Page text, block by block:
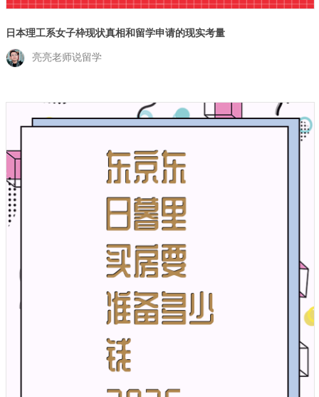
日本理工系女子枠现状真相和留学申请的现实考量
亮亮老师说留学